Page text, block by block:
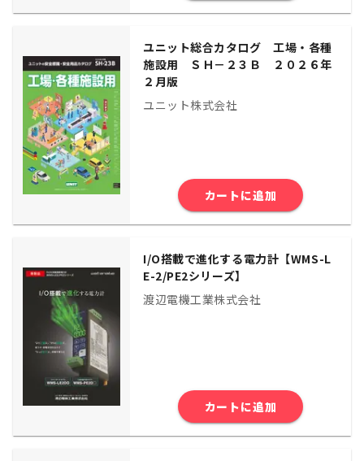
ユニット総合カタログ 工場・各種
施設用 ＳＨ－２３Ｂ ２０２６年
２月版
ユニット株式会社
カートに追加
I/O搭載で進化する電力計【WMS-L
E-2/PE2シリーズ】
渡辺電機工業株式会社
カートに追加